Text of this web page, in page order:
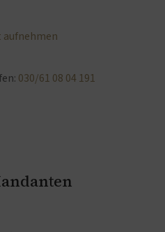
030/61 08 04 191